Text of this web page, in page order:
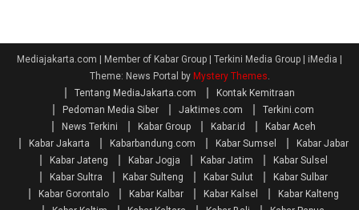
Mediajakarta.com | Member of Kabar Group | Terkini Media Group | iMedia
Theme: News Portal by Mystery Themes.
Tentang MediaJakarta.com
Kontak Kemitraan
Pedoman Media Siber
Jaktimes.com
Terkini.com
News Terkini
Kabar Group Kabar.id
Kabar Aceh
Kabar Jakarta
Kabarbandung.com Kabar Sumsel
Kabar Jabar
Kabar Jateng
Kabar Jogja Kabar Jatim
Kabar Sulsel
Kabar Sultra
Kabar Sulteng Kabar Sulut
Kabar Sulbar
Kabar Gorontalo
Kabar Kalbar Kabar Kalsel
Kabar Kalteng